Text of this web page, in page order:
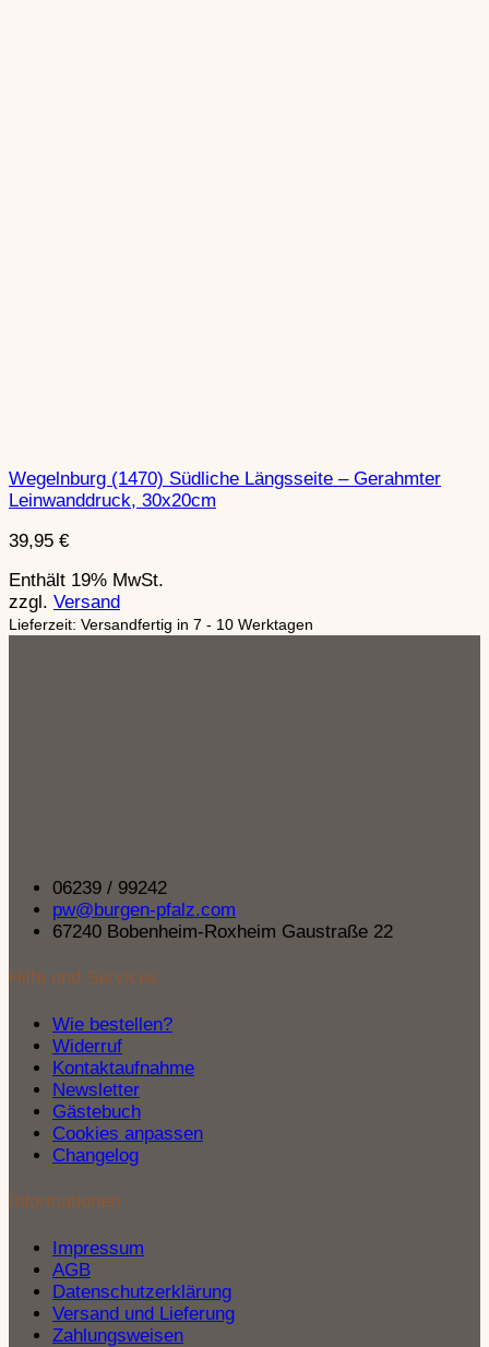
Wegelnburg (1470) Südliche Längsseite – Gerahmter
Leinwanddruck, 30x20cm
39,95 €
Enthält 19% MwSt.
zzgl. Versand
Lieferzeit: Versandfertig in 7 - 10 Werktagen
06239 / 99242
pw@burgen-pfalz.com
67240 Bobenheim-Roxheim Gaustraße 22
Hilfe und Services
Wie bestellen?
Widerruf
Kontaktaufnahme
Newsletter
Gästebuch
Cookies anpassen
Changelog
Informationen
Impressum
AGB
Datenschutzerklärung
Versand und Lieferung
Zahlungsweisen